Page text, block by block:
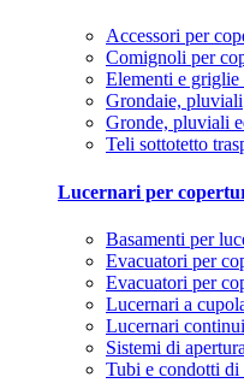
Accessori per
Comignoli per
Elementi e
Grondaie, pluviali
Gronde, pluviali
Teli sottotetto
Lucernari per
Basamenti per
Evacuatori per
Evacuatori per
Lucernari a
Lucernari
Sistemi di
Tubi e condotti di